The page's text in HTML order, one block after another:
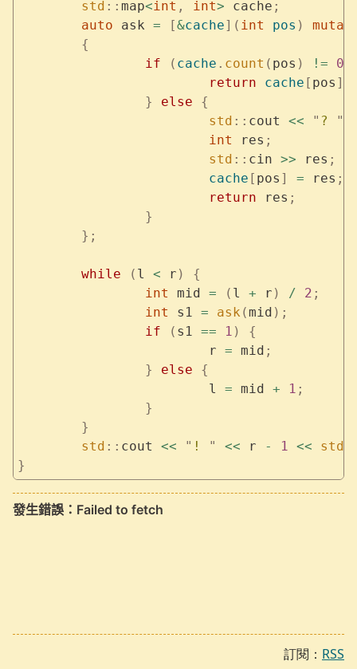
	std
:: map<int , int> cache ;
	auto
ask = [&cache]( int pos )
	{
		if
( cache . count ( pos ) != 0
			return
cache [ pos ];
		}
else {
			std
:: cout << " ? "
			int
res ;
			std
:: cin >> res ;
			cache
[ pos ] = res ;
			return
res ;
		}
	};
	while
( l < r )
{
		int
mid = ( l + r ) / 2 ;
		int
s1 = ask (mid );
		if
( s1 == 1 )
{
			r
= mid ;
		}
else {
			l
= mid + 1 ;
		}
	}
	std
:: cout << " ! " << r - 1 << std
}
訂閱： RSS